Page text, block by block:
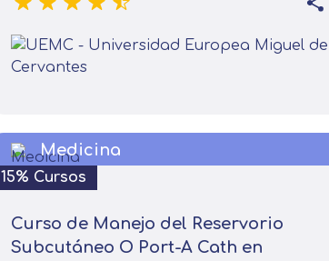
Medicina
15% Cursos
Curso de Manejo del Reservorio
Subcutáneo O Port-A Cath en